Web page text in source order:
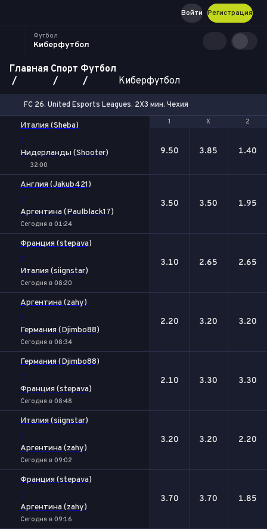
Регистрация
Войти
Футбол
Киберфутбол
Главная Спорт Футбол
Киберфутбол
FC 26. United Esports Leagues. 2X3 мин. Чехия
1 Х 2
Италия (Sheba)
-
Нидерланды (Shooter)
32:00
1 Х 2
9.50 3.85 1.40
Англия (Jakub421)
-
Аргентина (Paulblack17)
Сегодня в 01:24
3.50 3.50 1.95
Франция (stepava)
-
Италия (siignstar)
Сегодня в 08:20
3.10 2.65 2.65
Аргентина (zahy)
-
Германия (Djimbo88)
Сегодня в 08:34
2.20 3.20 3.20
Германия (Djimbo88)
-
Франция (stepava)
Сегодня в 08:48
2.10 3.30 3.30
Италия (siignstar)
-
Аргентина (zahy)
Сегодня в 09:02
3.20 3.20 2.20
Франция (stepava)
-
Аргентина (zahy)
Сегодня в 09:16
3.70 3.70 1.85